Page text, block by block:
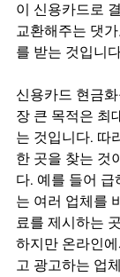
이 신용카드로
교환해주는 댓
를 받는 것입니
신용카드 현금
장 큰 목적은 최
는 것입니다. 따
한 곳을 찾는 것
다. 예를 들어 급
는 여러 업체를
료를 제시하는
하지만 온라인
고 광고하는 업